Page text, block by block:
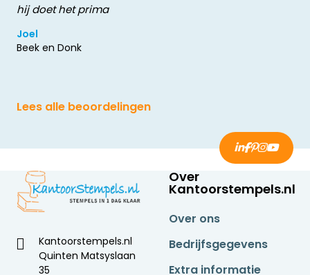
hij doet het prima
Joel
Beek en Donk
Lees alle beoordelingen
Kantoorstempels.nl
Quinten Matsyslaan
35
Over
Kantoorstempels.nl
Over ons
Bedrijfsgegevens
Extra informatie